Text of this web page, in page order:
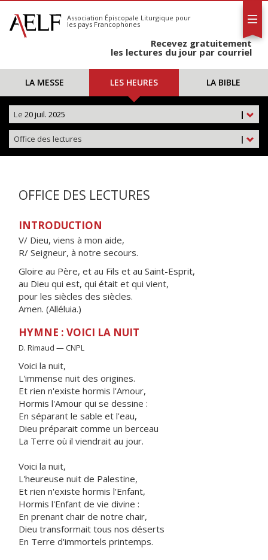
S'abonner
Calendrier
Association Épiscopale Liturgique pour
les pays Francophones
Recevez gratuitement
les lectures du jour par courriel
LA MESSE LES HEURES LA BIBLE
|
Le 20 juil. 2025
|
Office des lectures
OFFICE DES LECTURES
INTRODUCTION
V/ Dieu, viens à mon aide,
R/ Seigneur, à notre secours.
Gloire au Père, et au Fils et au Saint-Esprit,
au Dieu qui est, qui était et qui vient,
pour les siècles des siècles.
Amen. (Alléluia.)
HYMNE : VOICI LA NUIT
D. Rimaud — CNPL
Voici la nuit,
L'immense nuit des origines.
Et rien n'existe hormis l'Amour,
Hormis l'Amour qui se dessine :
En séparant le sable et l'eau,
Dieu préparait comme un berceau
La Terre où il viendrait au jour.
Voici la nuit,
L'heureuse nuit de Palestine,
Et rien n'existe hormis l'Enfant,
Hormis l'Enfant de vie divine :
En prenant chair de notre chair,
Dieu transformait tous nos déserts
En Terre d'immortels printemps.